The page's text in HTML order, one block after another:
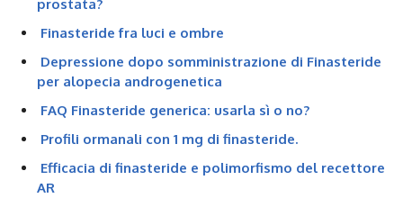
prostata?
Finasteride fra luci e ombre
Depressione dopo somministrazione di Finasteride
per alopecia androgenetica
FAQ Finasteride generica: usarla sì o no?
Profili ormanali con 1 mg di finasteride.
Efficacia di finasteride e polimorfismo del recettore
AR